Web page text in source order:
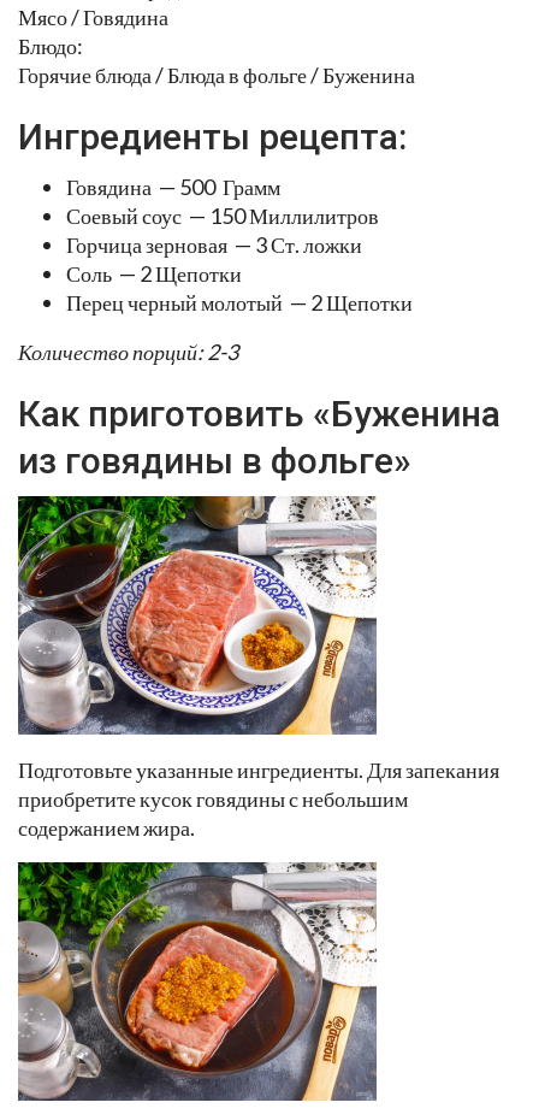
Мясо / Говядина
Блюдо:
Горячие блюда / Блюда в фольге / Буженина
Ингредиенты рецепта:
Говядина — 500 Грамм
Соевый соус — 150 Миллилитров
Горчица зерновая — 3 Ст. ложки
Соль — 2 Щепотки
Перец черный молотый — 2 Щепотки
Количество порций: 2-3
Как приготовить «Буженина
из говядины в фольге»
Подготовьте указанные ингредиенты. Для запекания
приобретите кусок говядины с небольшим
содержанием жира.